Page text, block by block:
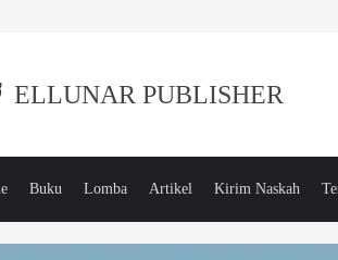
ELLUNAR PUBLISHER
Buku Lomba Artikel Kirim Naskah